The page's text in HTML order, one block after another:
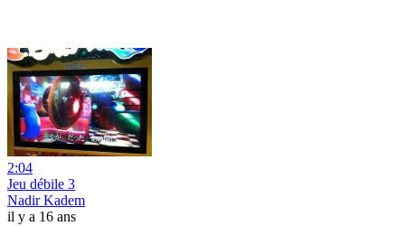
2:04
Jeu débile 3
Nadir Kadem
il y a 16 ans